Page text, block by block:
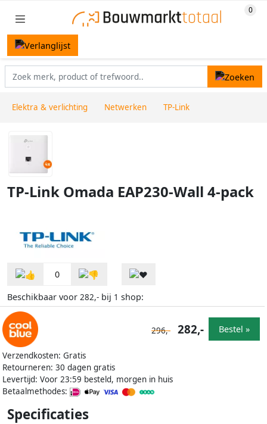
Elektra & verlichting Netwerken TP-Link
TP-Link Omada EAP230-Wall 4-pack
0
Beschikbaar voor 282,- bij 1 shop:
Verzendkosten: Gratis
Retourneren: 30 dagen gratis
Levertijd: Voor 23:59 besteld, morgen in huis
Betaalmethodes:
296,- 282,- Bestel »
Specificaties